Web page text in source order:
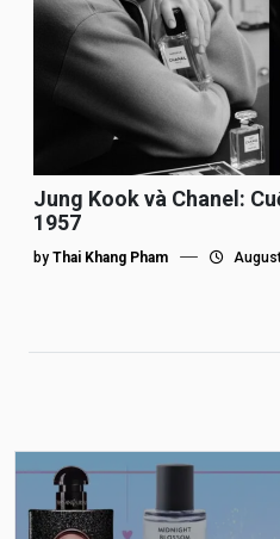
Jung Kook và Chanel:
1957
by Thai Khang Pham